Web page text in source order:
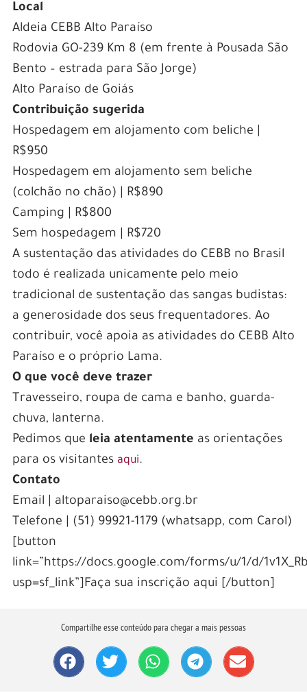
Local
Aldeia CEBB Alto Paraíso
Rodovia GO-239 Km 8 (em frente à Pousada São
Bento – estrada para São Jorge)
Alto Paraíso de Goiás
Contribuição sugerida
Hospedagem em alojamento com beliche |
R$950
Hospedagem em alojamento sem beliche
(colchão no chão) | R$890
Camping | R$800
Sem hospedagem | R$720
A sustentação das atividades do CEBB no Brasil
todo é realizada unicamente pelo meio
tradicional de sustentação das sangas budistas:
a generosidade dos seus frequentadores. Ao
contribuir, você apoia as atividades do CEBB Alto
Paraíso e o próprio Lama.
O que você deve trazer
Travesseiro, roupa de cama e banho, guarda-
chuva, lanterna.
Pedimos que leia atentamente as orientações
para os visitantes aqui.
Contato
Email | altoparaiso@cebb.org.br
Telefone | (51) 99921-1179 (whatsapp, com Carol)
[button
link=”https://docs.google.com/forms/u/1/d/
usp=sf_link”]Faça sua inscrição aqui [/button]
Compartilhe esse conteúdo para chegar a mais pessoas